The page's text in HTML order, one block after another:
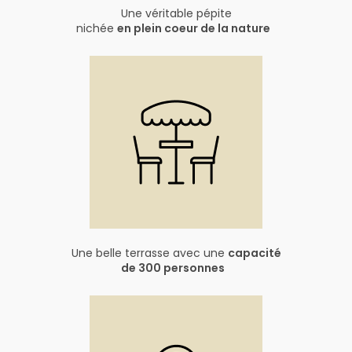
Une véritable pépite
nichée en plein coeur de la nature
Une belle terrasse avec une capacité
de 300 personnes